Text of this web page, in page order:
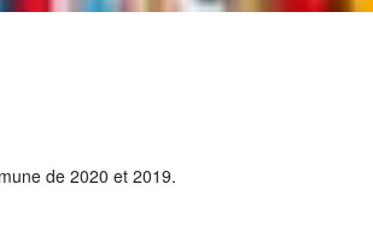
de 2020 et 2019.